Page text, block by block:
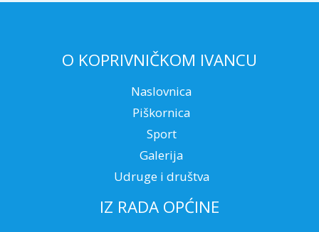
O KOPRIVNIČKOM IVANCU
Naslovnica
Piškornica
Sport
Galerija
Udruge i društva
IZ RADA OPĆINE